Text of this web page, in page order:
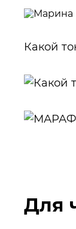
Какой
Для